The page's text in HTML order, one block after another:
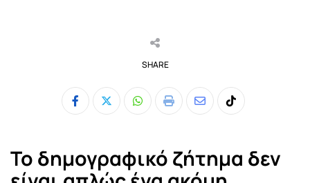
SHARE
Whatsapp
Print
ShareTiktok
Το δημογραφικό ζήτημα δεν